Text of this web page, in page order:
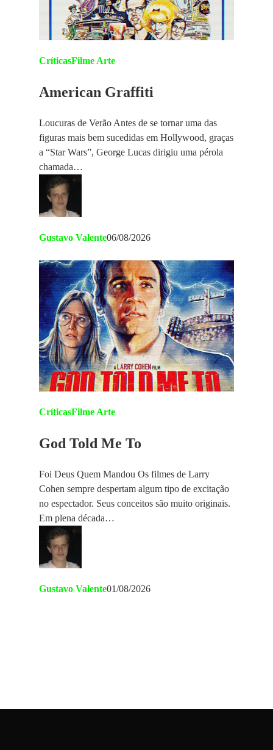
CríticasFilme Arte
American Graffiti
Loucuras de Verão Antes de se tornar uma das
figuras mais bem sucedidas em Hollywood, graças
a “Star Wars”, George Lucas dirigiu uma pérola
chamada…
Gustavo Valente06/08/2026
CríticasFilme Arte
God Told Me To
Foi Deus Quem Mandou Os filmes de Larry
Cohen sempre despertam algum tipo de excitação
no espectador. Seus conceitos são muito originais.
Em plena década…
Gustavo Valente01/08/2026